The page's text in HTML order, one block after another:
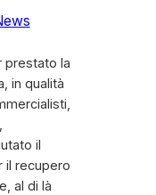
prestato la
in qualità
il
il recupero
al di là